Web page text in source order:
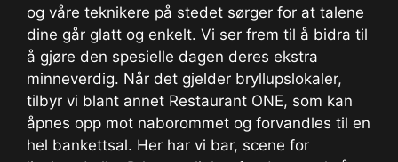
og våre teknikere på stedet sørger for at talene
dine går glatt og enkelt. Vi ser frem til å bidra til
å gjøre den spesielle dagen deres ekstra
minneverdig. Når det gjelder bryllupslokaler,
tilbyr vi blant annet Restaurant ONE, som kan
åpnes opp mot naborommet og forvandles til en
hel bankettsal. Her har vi bar, scene for